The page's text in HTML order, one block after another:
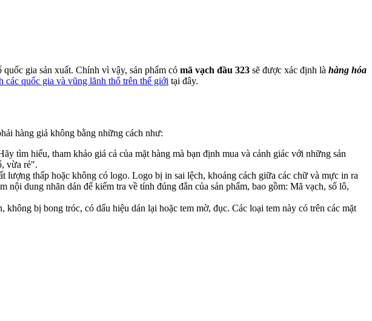
gia sản xuất. Chính vì vậy, sản phẩm có mã vạch đầu 323 sẽ được xác định là hàng hóa
các quốc gia và vũng lãnh thổ trên thế giới tại đây.
hàng giả không bằng những cách như:
tìm hiểu, tham khảo giá cả của mặt hàng mà bạn định mua và cảnh giác với những sản
vừa rẻ".
thấp hoặc không có logo. Logo bị in sai lệch, khoảng cách giữa các chữ và mực in ra
dung nhãn dán để kiểm tra về tính đúng đắn của sản phẩm, bao gồm: Mã vạch, số lô,
không bị bong tróc, có dấu hiệu dán lại hoặc tem mờ, đục. Các loại tem này có trên các mặt